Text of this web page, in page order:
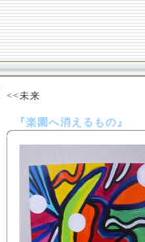
<<未来
『楽園へ消えるもの』